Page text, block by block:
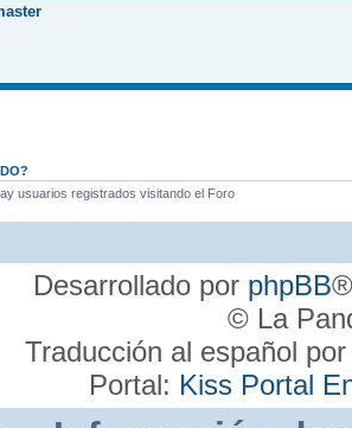
usuarios registrados visitando el Foro
Desarrollado por phpBB
© La
Traducción al español
Portal: Kiss Portal